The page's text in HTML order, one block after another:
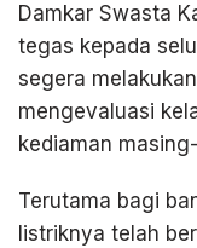
Damkar Swasta
tegas kepada
segera
mengevaluasi
kediaman
Terutama bagi
listriknya telah